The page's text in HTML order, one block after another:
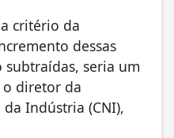
critério da
dessas
seria um
diretor da
Indústria (CNI),